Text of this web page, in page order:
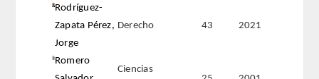
Rodríguez-
Zapata Pérez,
Jorge
Derecho 43 2021
Romero
Ciencias